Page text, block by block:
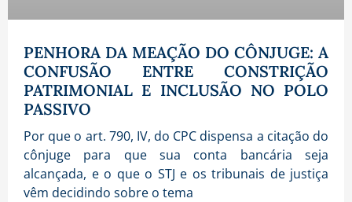
PENHORA DA MEAÇÃO DO CÔNJUGE: A
CONFUSÃO ENTRE CONSTRIÇÃO
PATRIMONIAL E INCLUSÃO NO POLO
PASSIVO
Por que o art. 790, IV, do CPC dispensa a citação do
cônjuge para que sua conta bancária seja
alcançada, e o que o STJ e os tribunais de justiça
vêm decidindo sobre o tema